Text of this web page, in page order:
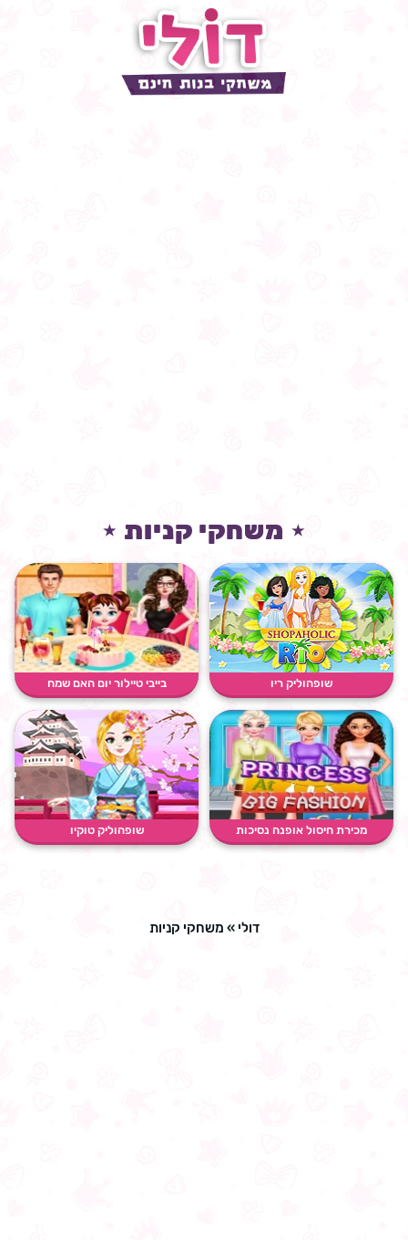
⋆ משחקי קניות ⋆
שופהוליק ריו בייבי טיילור יום האם שמח
מכירת חיסול אופנה נסיכות שופהוליק טוקיו
דולי » משחקי קניות